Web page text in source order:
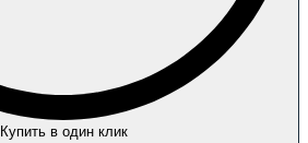
Купить в один клик